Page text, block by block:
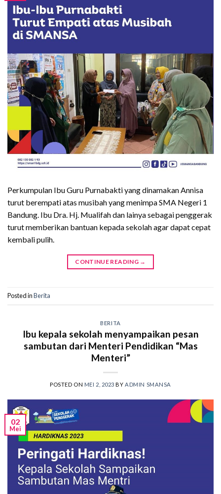
Perkumpulan Ibu Guru Purnabakti yang dinamakan Annisa
turut berempati atas musibah yang menimpa SMA Negeri 1
Bandung. Ibu Dra. Hj. Mualifah dan lainya sebagai penggerak
turut memberikan bantuan kepada sekolah agar dapat cepat
kembali pulih.
CONTINUE READING →
Posted inBerita
BERITA
Ibu kepala sekolah menyampaikan pesan
sambutan dari Menteri Pendidikan “Mas
Menteri”
POSTED ON MEI 2, 2023 BYADMIN SMANSA
02
Mei